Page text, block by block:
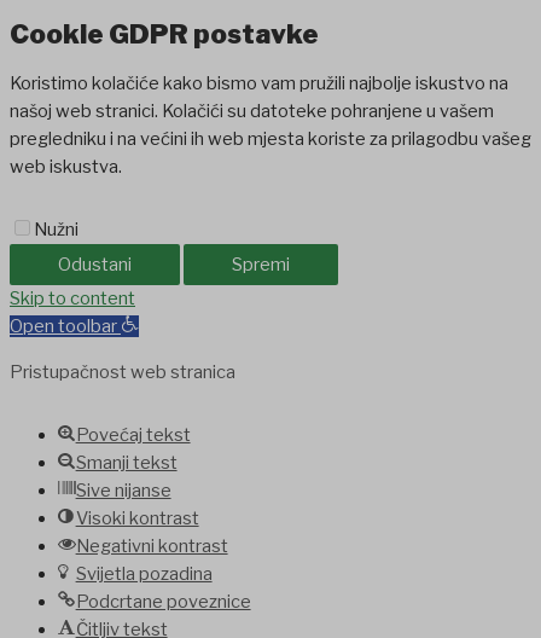
Cookie GDPR postavke
Koristimo kolačiće kako bismo vam pružili najbolje iskustvo na
našoj web stranici. Kolačići su datoteke pohranjene u vašem
pregledniku i na većini ih web mjesta koriste za prilagodbu vašeg
web iskustva.
Nužni
Odustani
Spremi
HoliganbetHoliganbet
Skip to content
Open toolbar
Pristupačnost web stranica
Povećaj tekst
Smanji tekst
Sive nijanse
Visoki kontrast
Negativni kontrast
Svijetla pozadina
Podcrtane poveznice
Čitljiv tekst